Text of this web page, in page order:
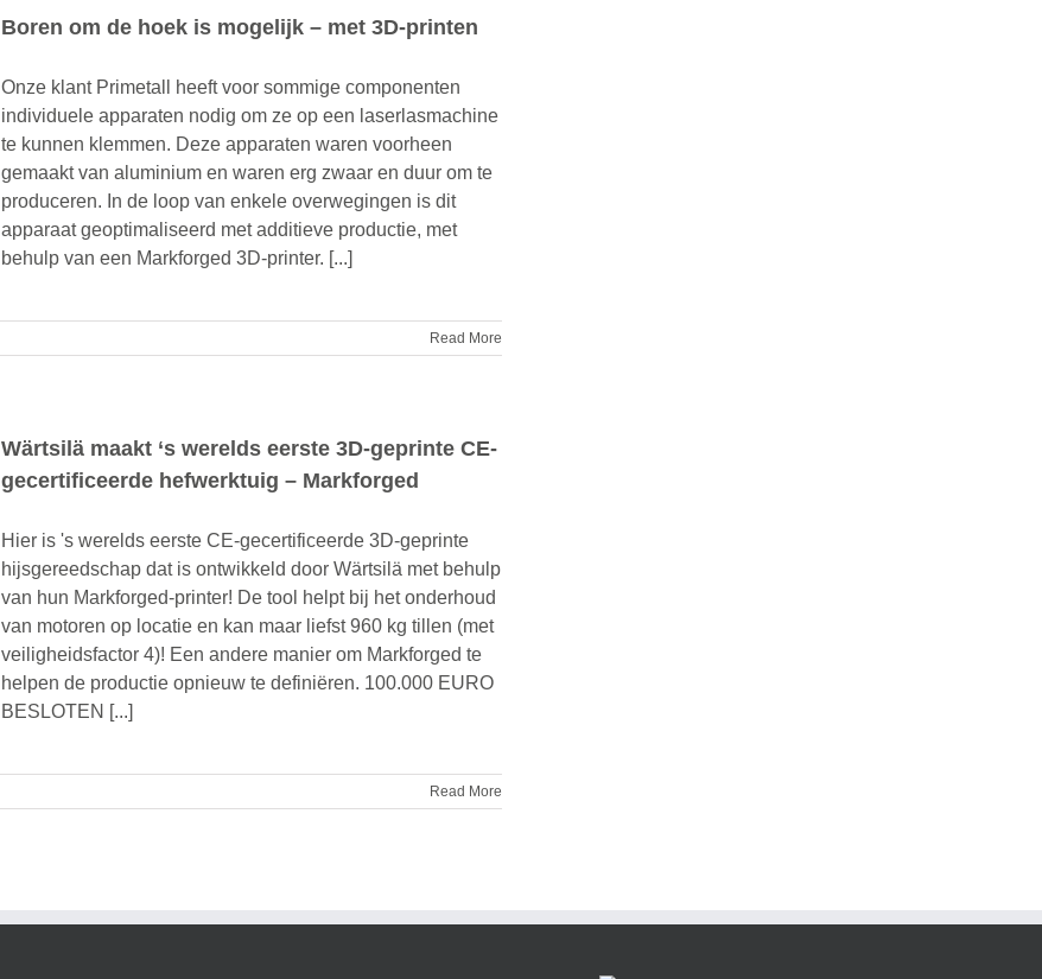
Boren om de hoek is mogelijk – met 3D-printen
Onze klant Primetall heeft voor sommige componenten
individuele apparaten nodig om ze op een laserlasmachine
te kunnen klemmen. Deze apparaten waren voorheen
gemaakt van aluminium en waren erg zwaar en duur om te
produceren. In de loop van enkele overwegingen is dit
apparaat geoptimaliseerd met additieve productie, met
behulp van een Markforged 3D-printer. [...]
Read More
Wärtsilä maakt ‘s werelds eerste 3D-geprinte CE-
gecertificeerde hefwerktuig – Markforged
Hier is 's werelds eerste CE-gecertificeerde 3D-geprinte
hijsgereedschap dat is ontwikkeld door Wärtsilä met behulp
van hun Markforged-printer! De tool helpt bij het onderhoud
van motoren op locatie en kan maar liefst 960 kg tillen (met
veiligheidsfactor 4)! Een andere manier om Markforged te
helpen de productie opnieuw te definiëren. 100.000 EURO
BESLOTEN [...]
Read More